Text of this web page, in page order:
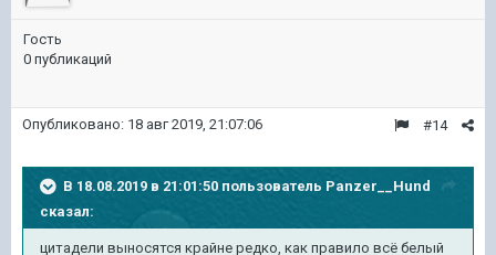
Гость
0 публикаций
#14
Опубликовано: 18 авг 2019, 21:07:06
В 18.08.2019 в 21:01:50 пользователь Panzer__Hund
сказал:
цитадели выносятся крайне редко, как правило всё белый